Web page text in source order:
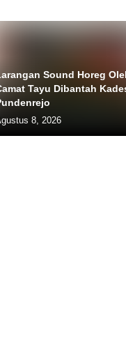
Sound Horeg
Tayu Dibantah
8, 2026